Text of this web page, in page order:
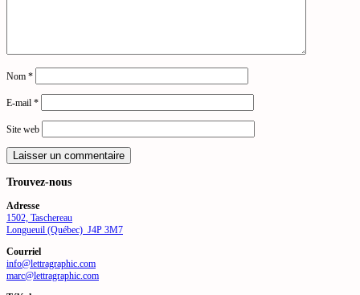
Nom *
E-mail *
Site web
Trouvez-nous
Adresse
1502, Taschereau
Longueuil (Québec) J4P 3M7
Courriel
info@lettragraphic.com
marc@lettragraphic.com